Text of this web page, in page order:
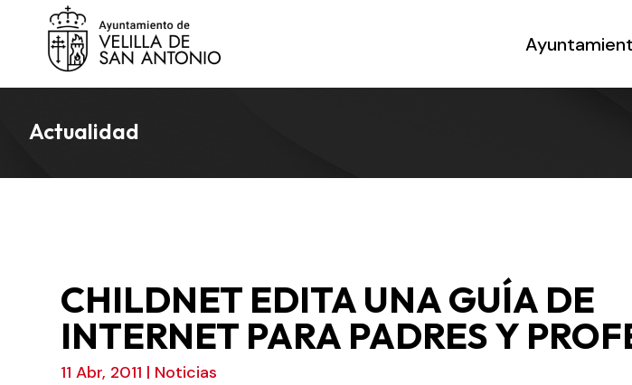
Actualidad
CHILDNET EDITA UNA GUÍA DE
INTERNET PARA PADRES Y
11 Abr, 2011 | Noticias